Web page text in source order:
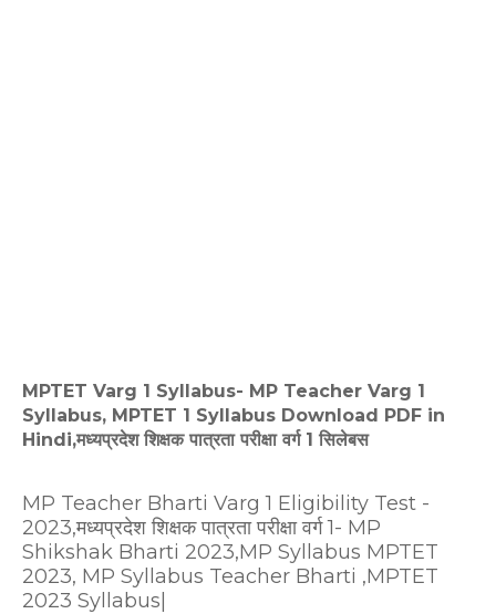
MPTET Varg 1 Syllabus- MP Teacher Varg 1
Syllabus, MPTET 1 Syllabus Download PDF in
Hindi,मध्यप्रदेश शिक्षक पात्रता परीक्षा वर्ग 1 सिलेबस
MP Teacher Bharti Varg 1 Eligibility Test -
2023,मध्यप्रदेश शिक्षक पात्रता परीक्षा वर्ग 1- MP
Shikshak Bharti 2023,MP Syllabus MPTET
2023, MP Syllabus Teacher Bharti ,MPTET
2023 Syllabus|